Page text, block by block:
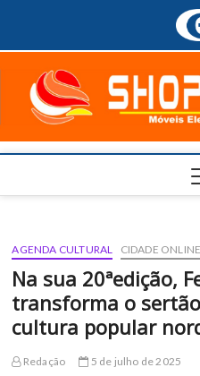
content
AGENDA CULTURAL CIDADE ONLINE
Na sua 20ªedição,
transforma o
cultura popular
Redação 5 de julho de 2025